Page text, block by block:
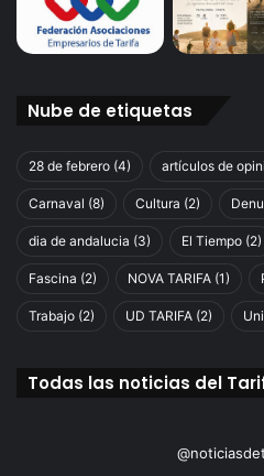
Nube de etiquetas
28 de febrero (4) artículos de
Carnaval (8) Cultura (2)
dia de andalucia (3) El Tiempo (2)
Fascina (2) NOVA TARIFA (1)
Trabajo (2) UD TARIFA (2)
Todas las noticias del